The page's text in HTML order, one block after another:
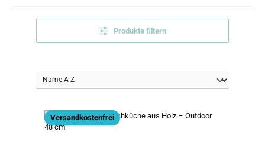
Produkte filtern
Versandkostenfrei